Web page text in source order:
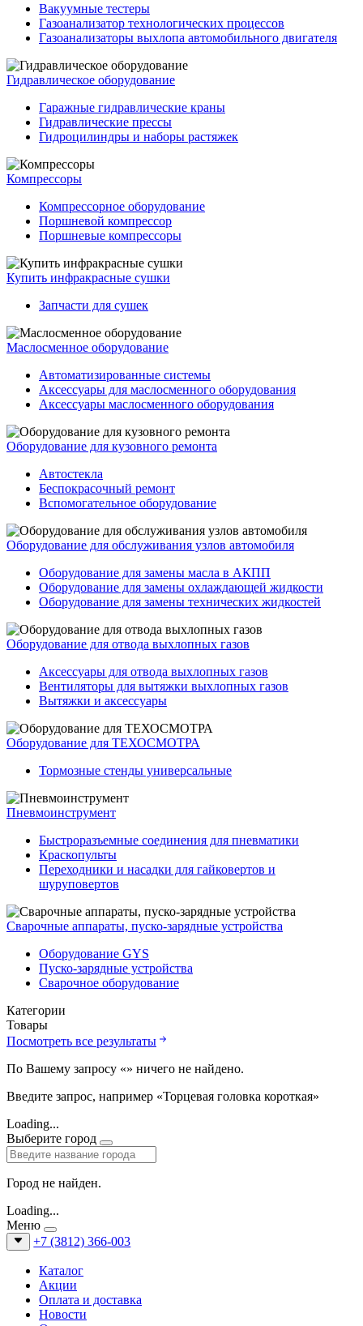
Вакуумные тестеры
Газоанализатор технологических процессов
Газоанализаторы выхлопа автомобильного двигателя
Гидравлическое оборудование
Гаражные гидравлические краны
Гидравлические прессы
Гидроцилиндры и наборы растяжек
Компрессоры
Компрессорное оборудование
Поршневой компрессор
Поршневые компрессоры
Купить инфракрасные сушки
Запчасти для сушек
Маслосменное оборудование
Автоматизированные системы
Аксессуары для маслосменного оборудования
Аксессуары маслосменного оборудования
Оборудование для кузовного ремонта
Автостекла
Беспокрасочный ремонт
Вспомогательное оборудование
Оборудование для обслуживания узлов автомобиля
Оборудование для замены масла в АКПП
Оборудование для замены охлаждающей жидкости
Оборудование для замены технических жидкостей
Оборудование для отвода выхлопных газов
Аксессуары для отвода выхлопных газов
Вентиляторы для вытяжки выхлопных газов
Вытяжки и аксессуары
Оборудование для ТЕХОСМОТРА
Тормозные стенды универсальные
Пневмоинструмент
Быстроразъемные соединения для пневматики
Краскопульты
Переходники и насадки для гайковертов и
шуруповертов
Сварочные аппараты, пуско-зарядные устройства
Оборудование GYS
Пуско-зарядные устройства
Сварочное оборудование
Категории
Товары
Посмотреть все результаты
По Вашему запросу «» ничего не найдено.
Введите запрос, например «Торцевая головка короткая»
Loading...
Выберите город
Город не найден.
Loading...
Меню
+7 (3812) 366-003
Каталог
Акции
Оплата и доставка
Новости